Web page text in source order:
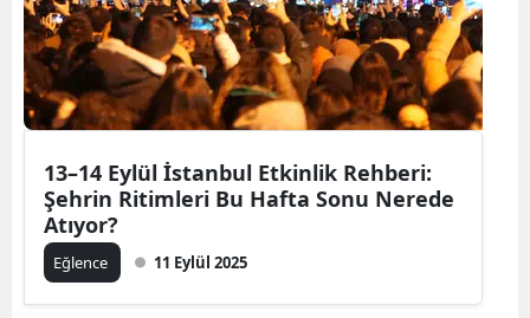
13–14 Eylül İstanbul Etkinlik Rehberi:
Şehrin Ritimleri Bu Hafta Sonu Nerede
Atıyor?
Eğlence 11 Eylül 2025